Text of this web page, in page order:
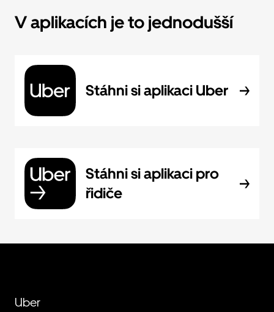
V aplikacích je to jednodušší
Stáhni si aplikaci Uber
Stáhni si aplikaci pro
řidiče
Uber